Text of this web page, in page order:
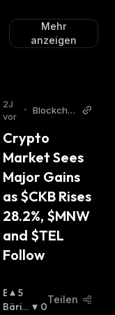
Mehr
anzeigen
2J
vor
•
Blockchai
Crypto
Market Sees
Major Gains
as $CKB Rises
28.2%, $MNW
and $TEL
Follow
B
U
5
Bäris
0
Teilen